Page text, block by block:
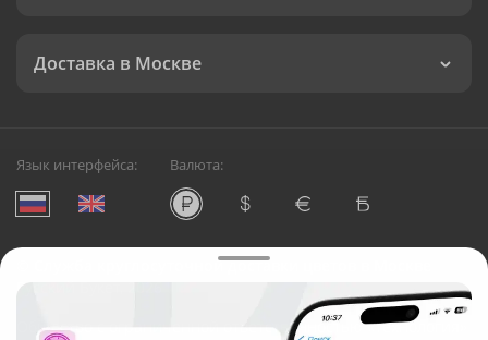
Доставка в Москве
Язык интерфейса: Валюта:
Служба круглосуточной доставки цветов в Москве
Русский Букет, 2026
Общество с ограниченной ответственностью «Технология»